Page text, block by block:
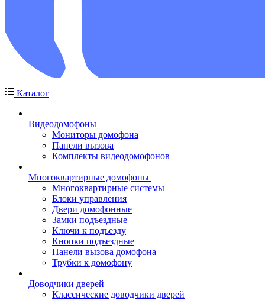
Каталог
Видеодомофоны
Мониторы домофона
Панели вызова
Комплекты видеодомофонов
Многоквартирные домофоны
Многоквартирные системы
Блоки управления
Двери домофонные
Замки подъездные
Ключи к подъезду
Кнопки подъездные
Панели вызова домофона
Трубки к домофону
Доводчики дверей
Классические доводчики дверей